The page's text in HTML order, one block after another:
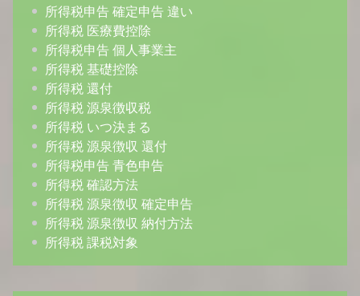
所得税申告 確定申告 違い
所得税 医療費控除
所得税申告 個人事業主
所得税 基礎控除
所得税 還付
所得税 源泉徴収税
所得税 いつ決まる
所得税 源泉徴収 還付
所得税申告 青色申告
所得税 確認方法
所得税 源泉徴収 確定申告
所得税 源泉徴収 納付方法
所得税 課税対象